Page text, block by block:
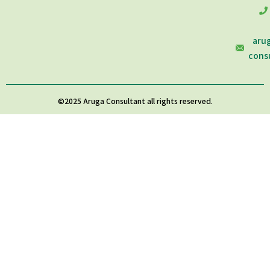
©2025 Aruga Consultant all rights reserved.